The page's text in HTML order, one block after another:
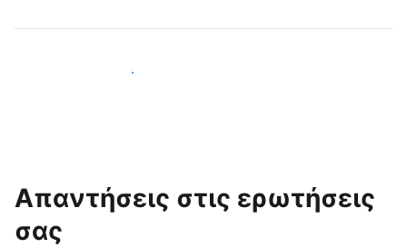
Γίνετε κι εσείς οικοδεσπότης
Απαντήσεις στις ερωτήσεις
σας